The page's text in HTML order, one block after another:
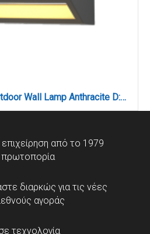
Blue LED 3W 3CCT Outdoor Wall Lamp Anthracite D:10cmx7cm (80202140)
επιχείρηση από το 1979
διαρκώς για τις νέες
αγοράς
τεχνολογία